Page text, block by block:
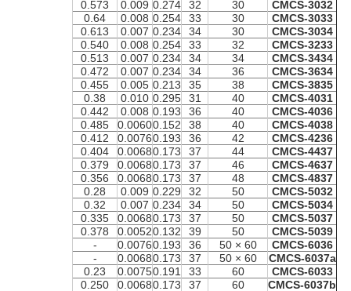
CMCS-3032
30
32
0.274
0.009
0.573
CMCS-3033
30
33
0.254
0.008
0.64
CMCS-3034
30
34
0.234
0.007
0.613
CMCS-3233
32
33
0.254
0.008
0.540
CMCS-3434
34
34
0.234
0.007
0.513
CMCS-3634
36
34
0.234
0.007
0.472
CMCS-3835
38
35
0.213
0.005
0.455
CMCS-4031
40
31
0.295
0.010
0.38
CMCS-4036
40
36
0.193
0.008
0.442
CMCS-4038
40
38
0.152
0.0060
0.485
CMCS-4236
42
36
0.193
0.0076
0.412
CMCS-4437
44
37
0.173
0.0068
0.404
CMCS-4637
46
37
0.173
0.0068
0.379
CMCS-4837
48
37
0.173
0.0068
0.356
CMCS-5032
50
32
0.229
0.009
0.28
CMCS-5034
50
34
0.234
0.007
0.32
CMCS-5037
50
37
0.173
0.0068
0.335
CMCS-5039
50
39
0.132
0.0052
0.378
CMCS-6036
60 × 50
36
0.193
0.0076
-
CMCS-6037a
60 × 50
37
0.173
0.0068
-
CMCS-6033
60
33
0.191
0.0075
0.23
CMCS-6037b
60
37
0.173
0.0068
0.250